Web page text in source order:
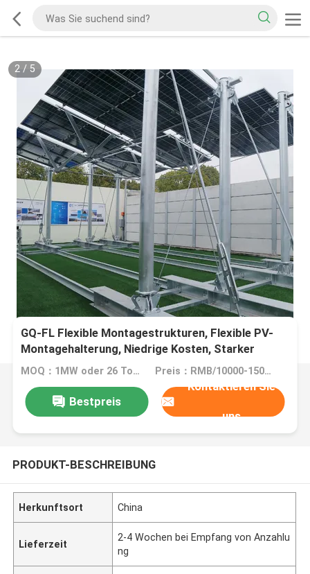
2/ 5
GQ-FL Flexible Montagestrukturen, Flexible PV-
Montagehalterung, Niedrige Kosten, Starker
Windwiderstand, Einfach zu installieren
MOQ：1MW oder 26 Tonnen Preis：RMB/10000-15000/tons,Negotiable
Bestpreis
Kontaktieren Sie
uns
PRODUKT-BESCHREIBUNG
Herkunftsort China
Lieferzeit
2-4 Wochen bei Empfang von Anzahlu
ng